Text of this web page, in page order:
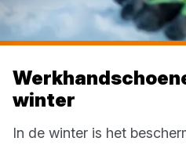
winter
In de winter is het